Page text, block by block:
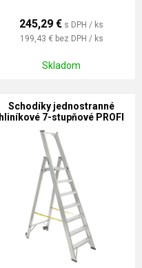
245,29 € s DPH / ks
199,43 € bez DPH / ks
Skladom
Schodíky jednostranné
hliníkové 7-stupňové PROFI